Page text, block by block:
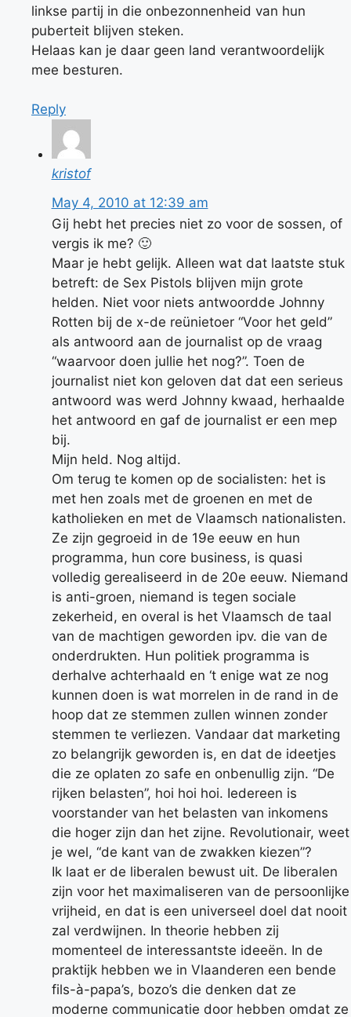
linkse partij in die onbezonnenheid van hun
puberteit blijven steken.
Helaas kan je daar geen land verantwoordelijk
mee besturen.
Reply
kristof
May 4, 2010 at 12:39 am
Gij hebt het precies niet zo voor de sossen, of
vergis ik me? 🙂
Maar je hebt gelijk. Alleen wat dat laatste stuk
betreft: de Sex Pistols blijven mijn grote
helden. Niet voor niets antwoordde Johnny
Rotten bij de x-de reünietoer “Voor het geld”
als antwoord aan de journalist op de vraag
“waarvoor doen jullie het nog?”. Toen de
journalist niet kon geloven dat dat een serieus
antwoord was werd Johnny kwaad, herhaalde
het antwoord en gaf de journalist er een mep
bij.
Mijn held. Nog altijd.
Om terug te komen op de socialisten: het is
met hen zoals met de groenen en met de
katholieken en met de Vlaamsch nationalisten.
Ze zijn gegroeid in de 19e eeuw en hun
programma, hun core business, is quasi
volledig gerealiseerd in de 20e eeuw. Niemand
is anti-groen, niemand is tegen sociale
zekerheid, en overal is het Vlaamsch de taal
van de machtigen geworden ipv. die van de
onderdrukten. Hun politiek programma is
derhalve achterhaald en ‘t enige wat ze nog
kunnen doen is wat morrelen in de rand in de
hoop dat ze stemmen zullen winnen zonder
stemmen te verliezen. Vandaar dat marketing
zo belangrijk geworden is, en dat de ideetjes
die ze oplaten zo safe en onbenullig zijn. “De
rijken belasten”, hoi hoi hoi. Iedereen is
voorstander van het belasten van inkomens
die hoger zijn dan het zijne. Revolutionair, weet
je wel, “de kant van de zwakken kiezen”?
Ik laat er de liberalen bewust uit. De liberalen
zijn voor het maximaliseren van de persoonlijke
vrijheid, en dat is een universeel doel dat nooit
zal verdwijnen. In theorie hebben zij
momenteel de interessantste ideeën. In de
praktijk hebben we in Vlaanderen een bende
fils-à-papa’s, bozo’s die denken dat ze
moderne communicatie door hebben omdat ze